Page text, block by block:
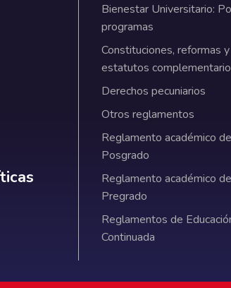
institucionales
Bienestar Universitario:
programas
Constituciones, reformas y
estatutos
Derechos pecuniarios
Otros reglamentos
Reglamento académico de
Posgrado
Reglamento académico de
Pregrado
Reglamentos de
Continuada